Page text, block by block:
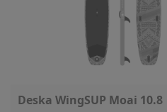
Deska WingSUP Moai 10.8